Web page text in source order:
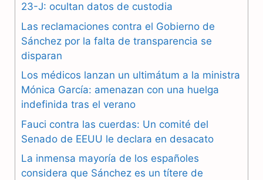
c
e
b
o
o
k
l
e
r
a
m
a
t
A
p
p
23-J: ocultan datos de custodia
Las reclamaciones contra el Gobierno de
Sánchez por la falta de transparencia se
disparan
Los médicos lanzan un ultimátum a la ministra
Mónica García: amenazan con una huelga
indefinida tras el verano
Fauci contra las cuerdas: Un comité del
Senado de EEUU le declara en desacato
La inmensa mayoría de los españoles
considera que Sánchez es un títere de